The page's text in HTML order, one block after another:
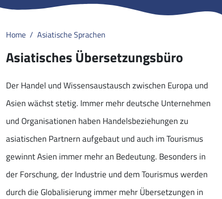
Home Asiatische Sprachen
Asiatisches Übersetzungsbüro
Der Handel und Wissensaustausch zwischen Europa und
Asien wächst stetig. Immer mehr deutsche Unternehmen
und Organisationen haben Handelsbeziehungen zu
asiatischen Partnern aufgebaut und auch im Tourismus
gewinnt Asien immer mehr an Bedeutung. Besonders in
der Forschung, der Industrie und dem Tourismus werden
durch die Globalisierung immer mehr Übersetzungen in